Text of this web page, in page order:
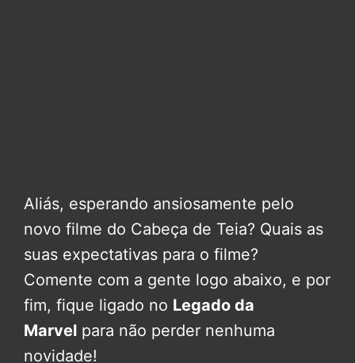
Aliás, esperando ansiosamente pelo
novo filme do Cabeça de Teia? Quais as
suas expectativas para o filme?
Comente com a gente logo abaixo, e por
fim, fique ligado no Legado da
Marvel para não perder nenhuma
novidade!